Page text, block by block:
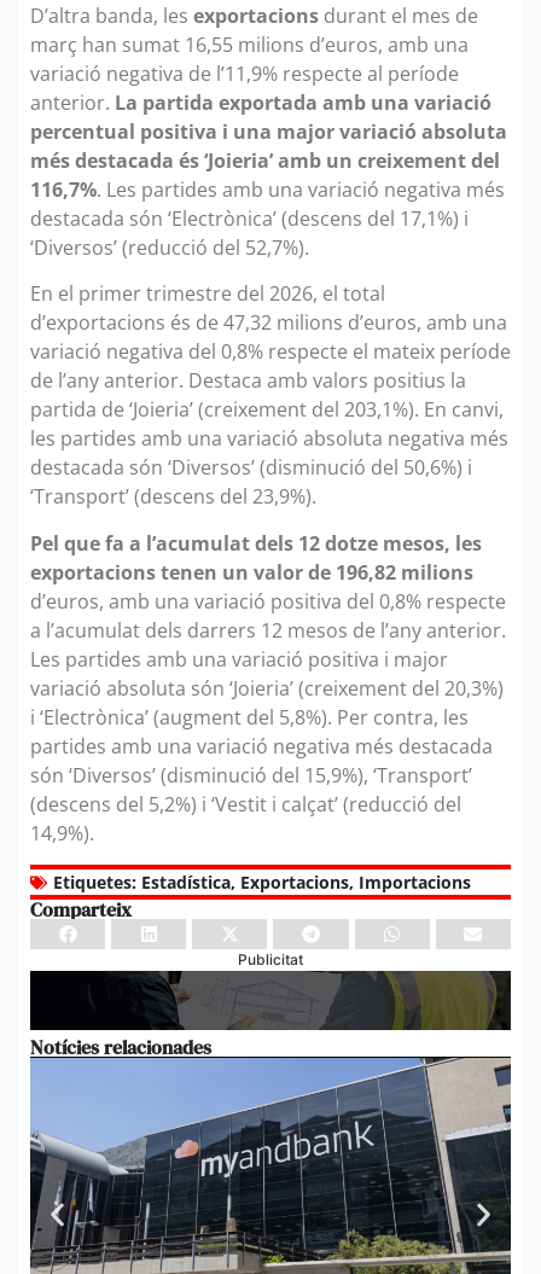
D’altra banda, les exportacions durant el mes de
març han sumat 16,55 milions d’euros, amb una
variació negativa de l’11,9% respecte al període
anterior. La partida exportada amb una variació
percentual positiva i una major variació absoluta
més destacada és ‘Joieria’ amb un creixement del
116,7%. Les partides amb una variació negativa més
destacada són ‘Electrònica’ (descens del 17,1%) i
‘Diversos’ (reducció del 52,7%).
En el primer trimestre del 2026, el total
d’exportacions és de 47,32 milions d’euros, amb una
variació negativa del 0,8% respecte el mateix període
de l’any anterior. Destaca amb valors positius la
partida de ‘Joieria’ (creixement del 203,1%). En canvi,
les partides amb una variació absoluta negativa més
destacada són ‘Diversos’ (disminució del 50,6%) i
‘Transport’ (descens del 23,9%).
Pel que fa a l’acumulat dels 12 dotze mesos, les
exportacions tenen un valor de 196,82 milions
d’euros, amb una variació positiva del 0,8% respecte
a l’acumulat dels darrers 12 mesos de l’any anterior.
Les partides amb una variació positiva i major
variació absoluta són ‘Joieria’ (creixement del 20,3%)
i ‘Electrònica’ (augment del 5,8%). Per contra, les
partides amb una variació negativa més destacada
són ‘Diversos’ (disminució del 15,9%), ‘Transport’
(descens del 5,2%) i ‘Vestit i calçat’ (reducció del
14,9%).
Etiquetes: Estadística, Exportacions, Importacions
Comparteix
Publicitat
Notícies relacionades